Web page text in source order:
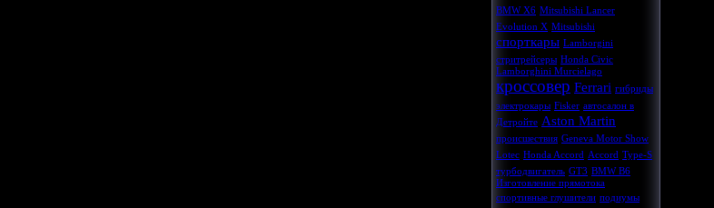
BMW X6 Mitsubishi Lancer
Evolution X Mitsubishi
спорткары Lamborgini
стритрейсеры Honda Civic
Lamborghini Murcielago
кроссовер Ferrari гибриды
электрокары Fisker автосалон в
Детройте Aston Martin
происшествия Geneva Motor Show
Lotec Honda Accord Accord Type-S
турбодвигатель GT3 BMW B6
Изготовление прямотока
спортивные глушители подиумы